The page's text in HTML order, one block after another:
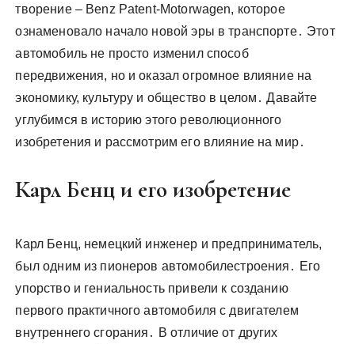
творение – Benz Patent-Motorwagen, которое
ознаменовало начало новой эры в транспорте․ Этот
автомобиль не просто изменил способ
передвижения, но и оказал огромное влияние на
экономику, культуру и общество в целом․ Давайте
углубимся в историю этого революционного
изобретения и рассмотрим его влияние на мир․
Карл Бенц и его изобретение
Карл Бенц, немецкий инженер и предприниматель,
был одним из пионеров автомобилестроения․ Его
упорство и гениальность привели к созданию
первого практичного автомобиля с двигателем
внутреннего сгорания․ В отличие от других